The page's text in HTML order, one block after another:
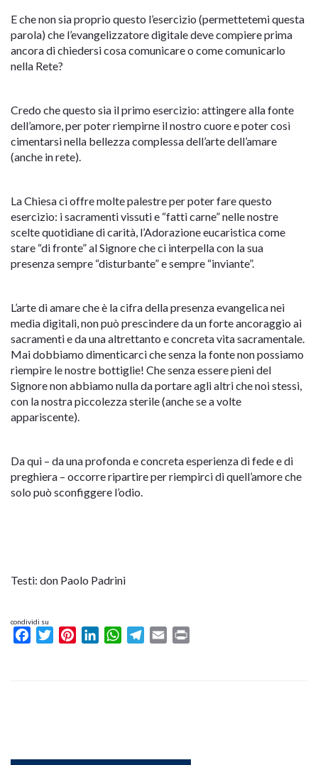
E che non sia proprio questo l’esercizio (permettetemi questa
parola) che l’evangelizzatore digitale deve compiere prima
ancora di chiedersi cosa comunicare o come comunicarlo
nella Rete?
Credo che questo sia il primo esercizio: attingere alla fonte
dell’amore, per poter riempirne il nostro cuore e poter così
cimentarsi nella bellezza complessa dell’arte dell’amare
(anche in rete).
La Chiesa ci offre molte palestre per poter fare questo
esercizio: i sacramenti vissuti e “fatti carne” nelle nostre
scelte quotidiane di carità, l’Adorazione eucaristica come
stare “di fronte” al Signore che ci interpella con la sua
presenza sempre “disturbante” e sempre “inviante”.
L’arte di amare che è la cifra della presenza evangelica nei
media digitali, non può prescindere da un forte ancoraggio ai
sacramenti e da una altrettanto e concreta vita sacramentale.
Mai dobbiamo dimenticarci che senza la fonte non possiamo
riempire le nostre bottiglie! Che senza essere pieni del
Signore non abbiamo nulla da portare agli altri che noi stessi,
con la nostra piccolezza sterile (anche se a volte
appariscente).
Da qui – da una profonda e concreta esperienza di fede e di
preghiera – occorre ripartire per riempirci di quell’amore che
solo può sconfiggere l’odio.
Testi: don Paolo Padrini
condividi su
FacebookTwitterPinterestLinkedInWhatsAppTelegram
Email